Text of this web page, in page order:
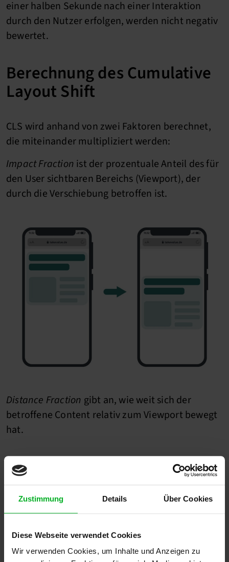
Zustimmung Details Über Cookies
Diese Webseite verwendet Cookies
Wir verwenden Cookies, um Inhalte und Anzeigen zu
einer halben Sekunde nach einer Interaktion
durch den Nutzer erfolgen, werden nicht negativ
bewertet.
Berechnung des Cumulative
Layout Shift
CLS wird anhand von zwei Faktoren berechnet,
die miteinander multipliziert werden:
Impact Fraction ist der prozentuale Anteil des für
den User sichtbaren Bereichs (Viewport), der
durch die Verschiebung betroffen ist.
Distance Fraction gibt an, wie weit sich der
betroffene Content relativ zum Viewport bewegt
hat.